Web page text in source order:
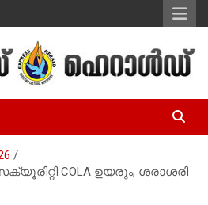
– Malayalam
COLA ഉയരും, ശരാശരി